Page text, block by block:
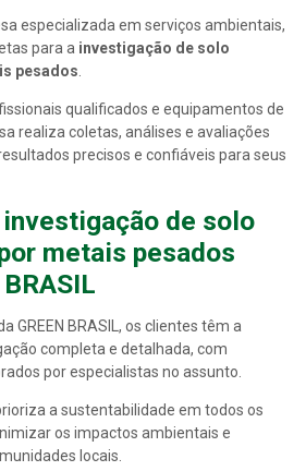
especializada em serviços ambientais,
para a investigação de solo
pesados
qualificados e equipamentos de
realiza coletas, análises e avaliações
precisos e confiáveis para seus
investigação de solo
metais pesados
GREEN BRASIL, os clientes têm a
completa e detalhada, com
por especialistas no assunto.
a sustentabilidade em todos os
os impactos ambientais e
locais.